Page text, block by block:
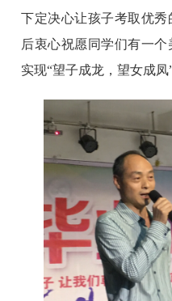
下定决心让孩子考取优
后衷心祝愿同学们有一
实现“望子成龙，望女成凤